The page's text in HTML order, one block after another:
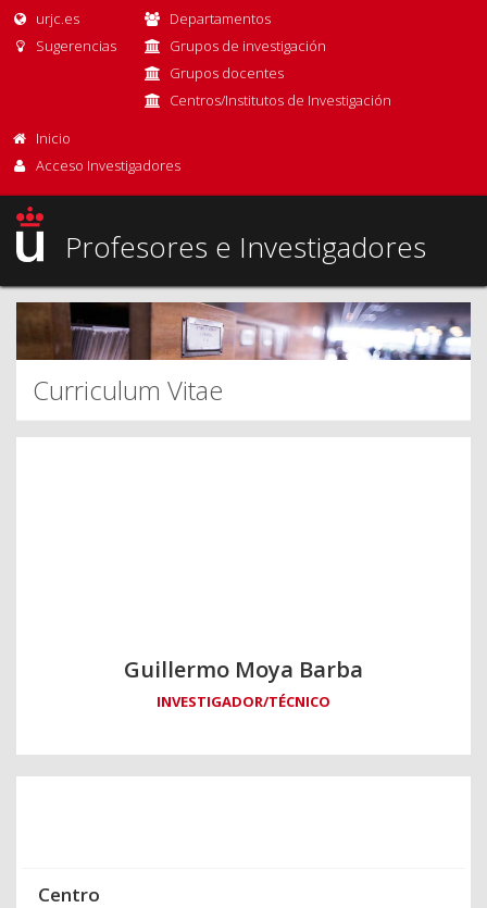
urjc.es
Sugerencias
Departamentos
Grupos de investigación
Grupos docentes
Centros/Institutos de Investigación
Inicio
Acceso Investigadores
Profesores e Investigadores
Curriculum Vitae
Guillermo Moya Barba
INVESTIGADOR/TÉCNICO
Centro